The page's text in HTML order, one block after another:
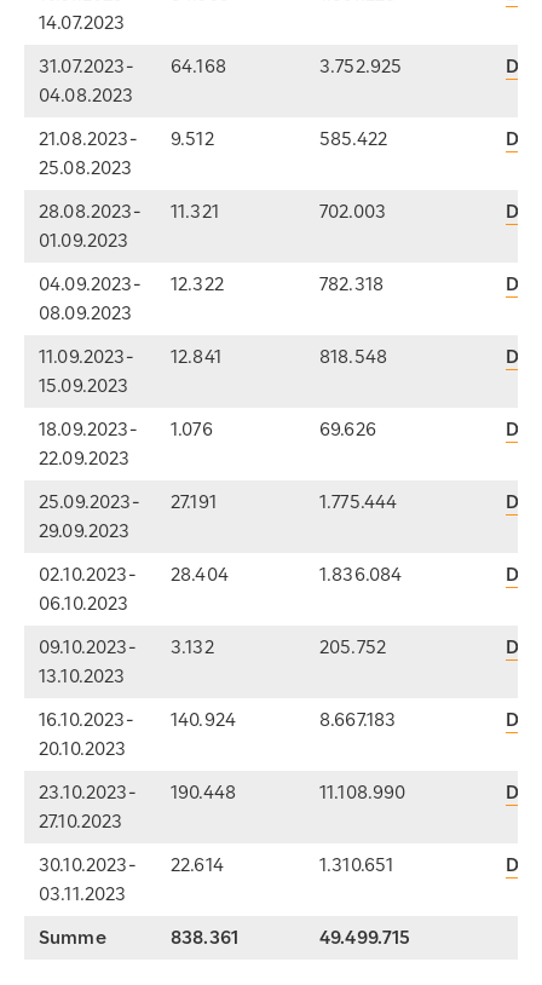
14.07.2023
31.07.2023-
04.08.2023
64.168 3.752.925
21.08.2023-
25.08.2023
9.512 585.422
28.08.2023-
01.09.2023
11.321 702.003
04.09.2023-
08.09.2023
12.322 782.318
11.09.2023-
15.09.2023
12.841 818.548
18.09.2023-
22.09.2023
1.076 69.626
25.09.2023-
29.09.2023
27.191 1.775.444
02.10.2023-
06.10.2023
28.404 1.836.084
09.10.2023-
13.10.2023
3.132 205.752
16.10.2023-
20.10.2023
140.924 8.667.183
23.10.2023-
27.10.2023
190.448 11.108.990
30.10.2023-
03.11.2023
22.614 1.310.651
Summe 838.361 49.499.715